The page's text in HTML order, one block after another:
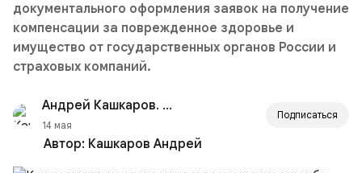
документального оформления заявок на получение
компенсации за поврежденное здоровье и
имущество от государственных органов России и
страховых компаний.
Андрей Кашкаров. Акутальные новости
14 мая
Подписаться
Автор: Кашкаров Андрей